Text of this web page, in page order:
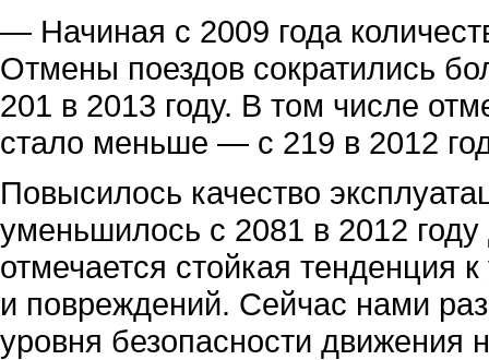
— Начиная с 2009 года
Отмены поездов сократились
201 в 2013 году. В том числе
стало меньше — с 219 в 2012
Повысилось качество
уменьшилось с 2081 в 2012
отмечается стойкая тенденция
и повреждений. Сейчас нами
уровня безопасности движения